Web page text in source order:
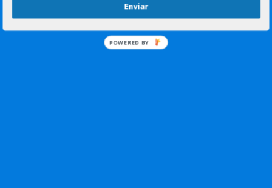
Enviar
POWERED BY